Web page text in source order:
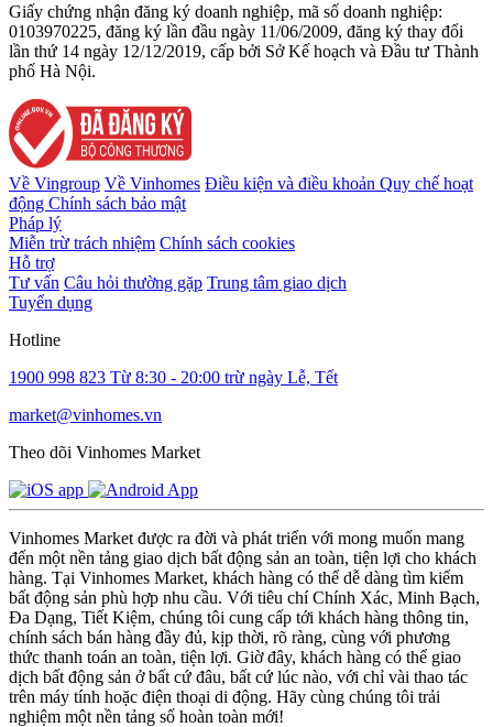
Giấy chứng nhận đăng ký doanh nghiệp, mã số doanh nghiệp:
0103970225, đăng ký lần đầu ngày 11/06/2009, đăng ký thay đổi
lần thứ 14 ngày 12/12/2019, cấp bởi Sở Kế hoạch và Đầu tư Thành
phố Hà Nội.
Về Vingroup Về Vinhomes Điều kiện và điều khoản Quy chế hoạt
động Chính sách bảo mật
Pháp lý
Miễn trừ trách nhiệm Chính sách cookies
Hỗ trợ
Tư vấn Câu hỏi thường gặp Trung tâm giao dịch
Tuyển dụng
Hotline
1900 998 823 Từ 8:30 - 20:00 trừ ngày Lễ, Tết
market@vinhomes.vn
Theo dõi Vinhomes Market
Vinhomes Market được ra đời và phát triển với mong muốn mang
đến một nền tảng giao dịch bất động sản an toàn, tiện lợi cho khách
hàng. Tại Vinhomes Market, khách hàng có thể dễ dàng tìm kiếm
bất động sản phù hợp nhu cầu. Với tiêu chí Chính Xác, Minh Bạch,
Đa Dạng, Tiết Kiệm, chúng tôi cung cấp tới khách hàng thông tin,
chính sách bán hàng đầy đủ, kịp thời, rõ ràng, cùng với phương
thức thanh toán an toàn, tiện lợi. Giờ đây, khách hàng có thể giao
dịch bất động sản ở bất cứ đâu, bất cứ lúc nào, với chỉ vài thao tác
trên máy tính hoặc điện thoại di động. Hãy cùng chúng tôi trải
nghiệm một nền tảng số hoàn toàn mới!